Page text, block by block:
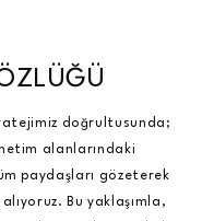
doğrultusunda;
alanlarındaki
paydaşları gözeterek
Bu yaklaşımla,